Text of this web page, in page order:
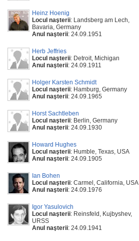
Heinz Hoenig
Locul naşterii: Landsberg am Lech,
Bavaria, Germany
Anul naşterii: 24.09.1951
Herb Jeffries
Locul naşterii: Detroit, Michigan
Anul naşterii: 24.09.1911
Holger Karsten Schmidt
Locul naşterii: Hamburg, Germany
Anul naşterii: 24.09.1965
Horst Sachtleben
Locul naşterii: Berlin, Germany
Anul naşterii: 24.09.1930
Howard Hughes
Locul naşterii: Humble, Texas, USA
Anul naşterii: 24.09.1905
Ian Bohen
Locul naşterii: Carmel, California, USA
Anul naşterii: 24.09.1976
Igor Yasulovich
Locul naşterii: Reinsfeld, Kujbyshev,
URSS
Anul naşterii: 24.09.1941